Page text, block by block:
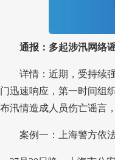
通报：多起涉汛网络
详情：近期，受持续强
门迅速响应，第一时间组
布汛情造成人员伤亡谣言
案例一：上海警方依